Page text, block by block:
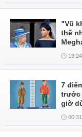
"Vũ
thế
7
trước
giờ